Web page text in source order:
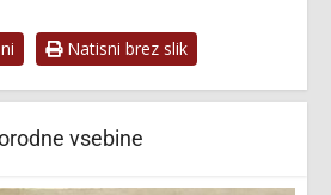
Natisni brez slik
vsebine